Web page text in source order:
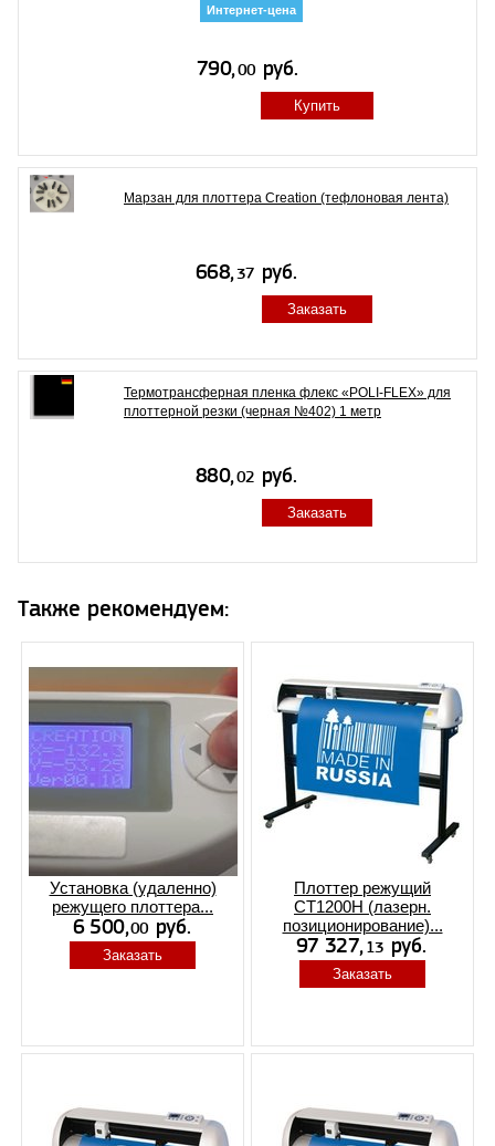
Интернет-цена
Купить
Марзан для плоттера Creation (тефлоновая лента)
Заказать
Термотрансферная пленка флекс «POLI-FLEX» для
плоттерной резки (черная №402) 1 метр
Заказать
Также рекомендуем:
Установка (удаленно)
режущего плоттера...
Заказать
Плоттер режущий
CT1200H (лазерн.
позиционирование)...
Заказать